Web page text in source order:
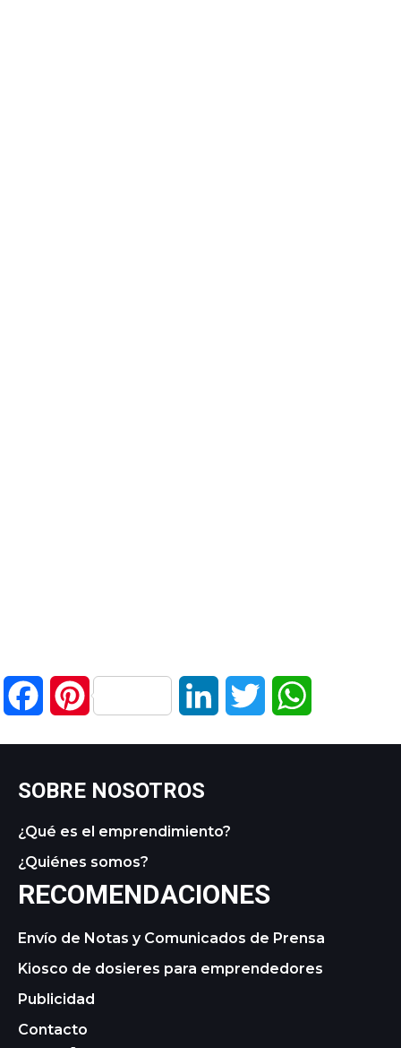
FacebookPinterest LinkedIn Twitter
SOBRE NOSOTROS
¿Qué es el emprendimiento?
¿Quiénes somos?
RECOMENDACIONES
Envío de Notas y Comunicados de Prensa
Kiosco de dosieres para emprendedores
Publicidad
Contacto